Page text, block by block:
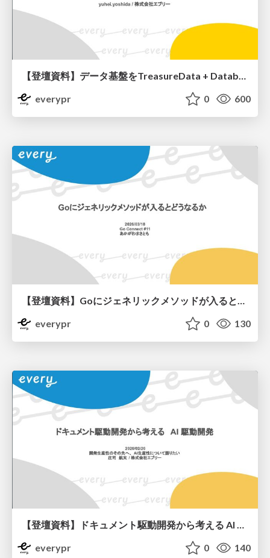
【登壇資料】データ基盤をTreasureData + Databricksから Databricksへ統一する話
everypr
0 600
【登壇資料】Goにジェネリックメソッドが入るとどうなるか
everypr
0 130
【登壇資料】ドキュメント駆動開発から考える AI 駆動開発
everypr
0 140